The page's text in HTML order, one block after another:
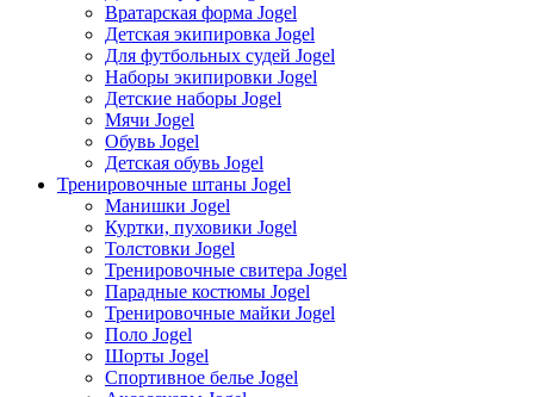
Вратарская форма Jogel
Детская экипировка Jogel
Для футбольных судей Jogel
Наборы экипировки Jogel
Детские наборы Jogel
Мячи Jogel
Обувь Jogel
Детская обувь Jogel
Тренировочные штаны Jogel
Манишки Jogel
Куртки, пуховики Jogel
Толстовки Jogel
Тренировочные свитера Jogel
Парадные костюмы Jogel
Тренировочные майки Jogel
Поло Jogel
Шорты Jogel
Спортивное белье Jogel